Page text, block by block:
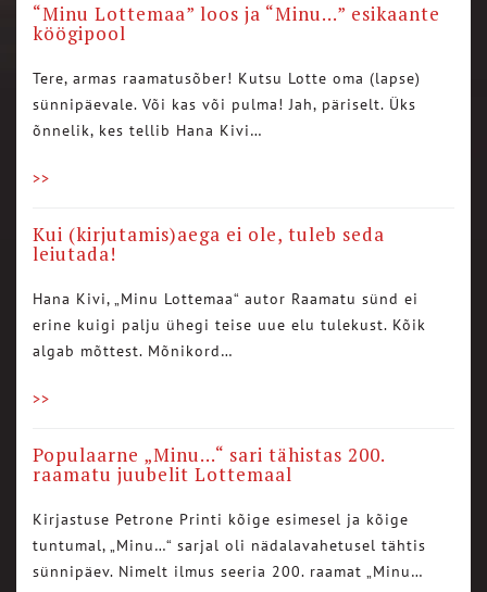
“Minu Lottemaa” loos ja “Minu…” esikaante
köögipool
Tere, armas raamatusõber! Kutsu Lotte oma (lapse)
sünnipäevale. Või kas või pulma! Jah, päriselt. Üks
õnnelik, kes tellib Hana Kivi…
>>
Kui (kirjutamis)aega ei ole, tuleb seda
leiutada!
Hana Kivi, „Minu Lottemaa“ autor Raamatu sünd ei
erine kuigi palju ühegi teise uue elu tulekust. Kõik
algab mõttest. Mõnikord…
>>
Populaarne „Minu…“ sari tähistas 200.
raamatu juubelit Lottemaal
Kirjastuse Petrone Printi kõige esimesel ja kõige
tuntumal, „Minu…“ sarjal oli nädalavahetusel tähtis
sünnipäev. Nimelt ilmus seeria 200. raamat „Minu…